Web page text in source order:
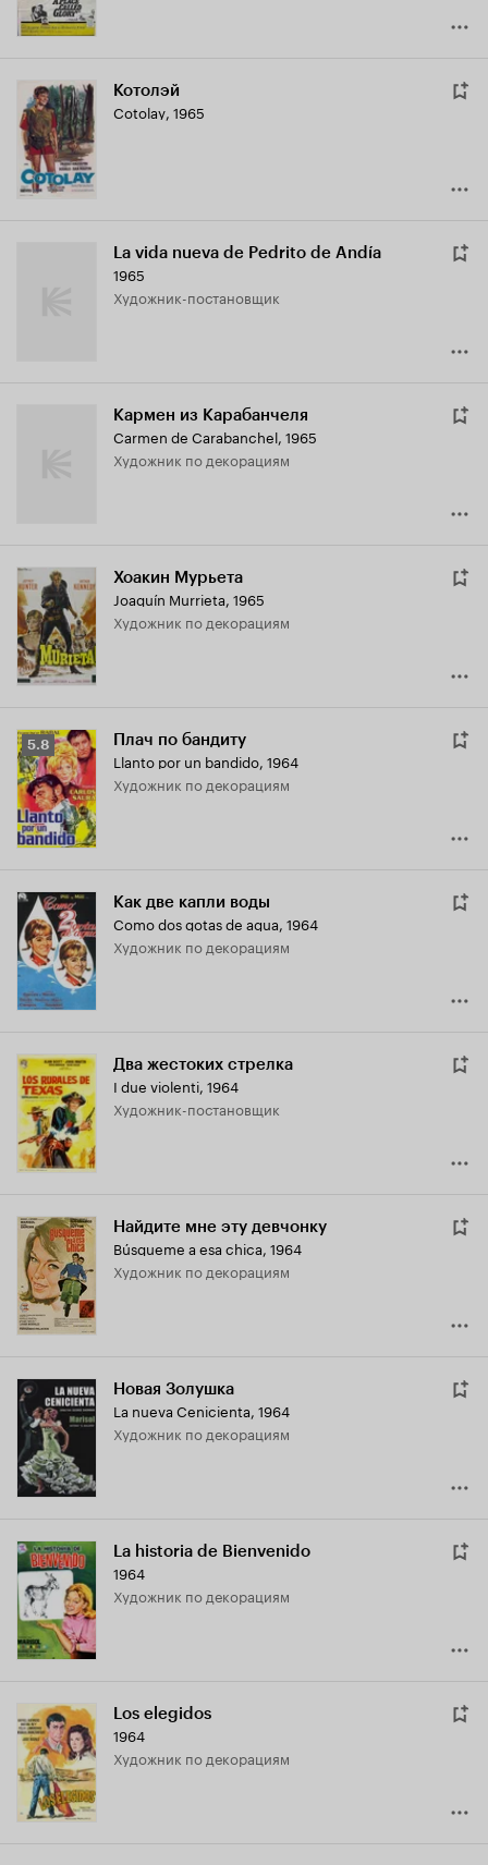
Котолэй
Cotolay, 1965
La vida nueva de Pedrito de Andía
1965
Художник-постановщик
Кармен из Карабанчеля
Carmen de Carabanchel, 1965
Художник по декорациям
Хоакин Мурьета
Joaquín Murrieta, 1965
Художник по декорациям
Рейтинг
Кинопоиска
5.8
5.8 Плач по бандиту
Llanto por un bandido, 1964
Художник по декорациям
Как две капли воды
Como dos gotas de agua, 1964
Художник по декорациям
Два жестоких стрелка
I due violenti, 1964
Художник-постановщик
Найдите мне эту девчонку
Búsqueme a esa chica, 1964
Художник по декорациям
Новая Золушка
La nueva Cenicienta, 1964
Художник по декорациям
La historia de Bienvenido
1964
Художник по декорациям
Los elegidos
1964
Художник по декорациям